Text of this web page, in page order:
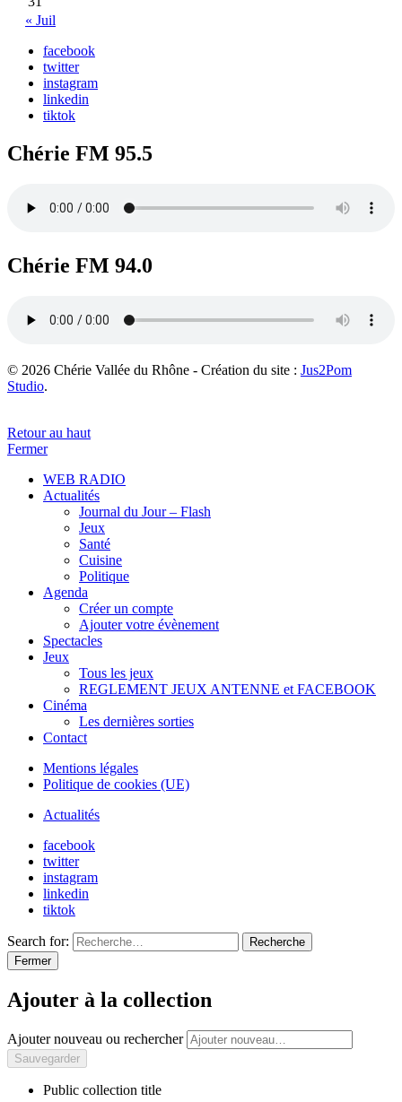
« Juil
facebook
twitter
instagram
linkedin
tiktok
Chérie FM 95.5
Chérie FM 94.0
© 2026 Chérie Vallée du Rhône - Création du site : Jus2Pom
Studio.
Retour au haut
Fermer
WEB RADIO
Actualités
Journal du Jour – Flash
Jeux
Santé
Cuisine
Politique
Agenda
Créer un compte
Ajouter votre évènement
Spectacles
Jeux
Tous les jeux
REGLEMENT JEUX ANTENNE et FACEBOOK
Cinéma
Les dernières sorties
Contact
Mentions légales
Politique de cookies (UE)
Actualités
facebook
twitter
instagram
linkedin
tiktok
Search for:
Recherche
Fermer
Ajouter à la collection
Ajouter nouveau ou rechercher
Public collection title